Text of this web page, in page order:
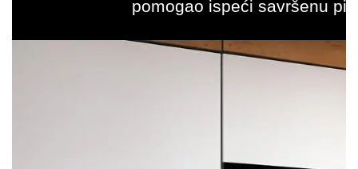
pomogao ispeći savršenu